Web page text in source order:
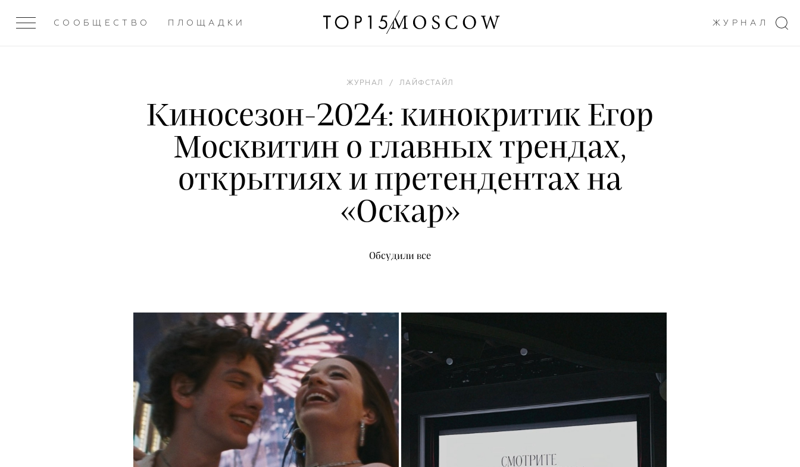
СООБЩЕСТВО ПЛОЩАДКИ ЖУРНАЛ
ЖУРНАЛ / ЛАЙФСТАЙЛ
Киносезон-2024: кинокритик Егор
Москвитин о главных трендах,
открытиях и претендентах на
«Оскар»
Обсудили все